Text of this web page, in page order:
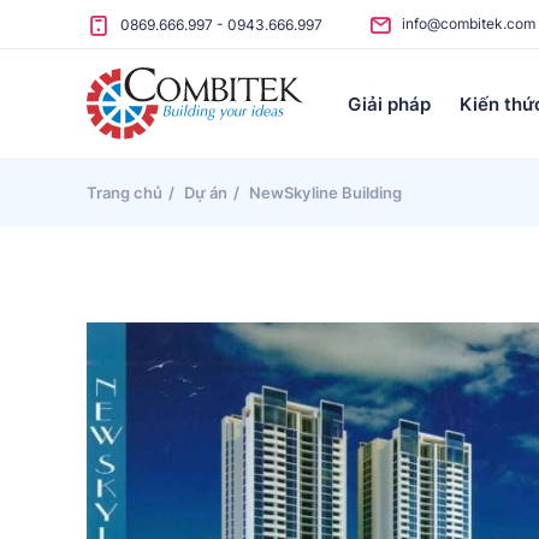
Skip to content
0869.666.997 - 0943.666.997 info@combitek.com
Giải pháp Kiến
Trang chủ Dự án NewSkyline Building